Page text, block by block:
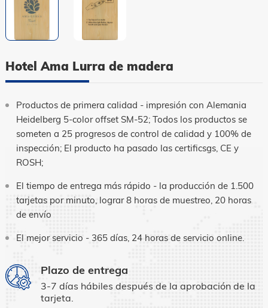
Hotel Ama Lurra de madera
Productos de primera calidad - impresión con Alemania
Heidelberg 5-color offset SM-52; Todos los productos se
someten a 25 progresos de control de calidad y 100% de
inspección; El producto ha pasado las certificsgs, CE y
ROSH;
El tiempo de entrega más rápido - la producción de 1.500
tarjetas por minuto, lograr 8 horas de muestreo, 20 horas
de envío
El mejor servicio - 365 días, 24 horas de servicio online.
Plazo de entrega
3-7 días hábiles después de la aprobación de la
tarjeta.